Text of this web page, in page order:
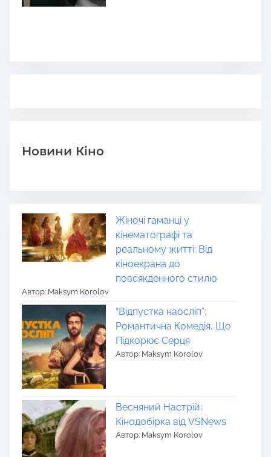
Новини Кіно
Жіночі гаманці у
кінематографі та
реальному житті: Від
кіноекрана до
повсякденного стилю
Автор: Maksym Korolov
“Відпустка наосліп”:
Романтична Комедія, Що
Підкорює Серця
Автор: Maksym Korolov
Весняний Настрій:
Кінодобірка від VSNews
Автор: Maksym Korolov